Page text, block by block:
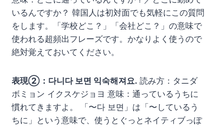
いるんですか？ 韓国人は初対面でも気軽にこの質問
をします。「学校どこ？」「会社どこ？」の意味で
使われる超頻出フレーズです。かなりよく使うので
絶対覚えておいてください。
表現②：다니다 보면 익숙해져요. 読み方：タニダ
ボミョン イクスケジョヨ 意味：通っているうちに
慣れてきますよ。 「〜다 보면」は「〜しているう
ちに」という意味で、使うとぐっとネイティブっぽ